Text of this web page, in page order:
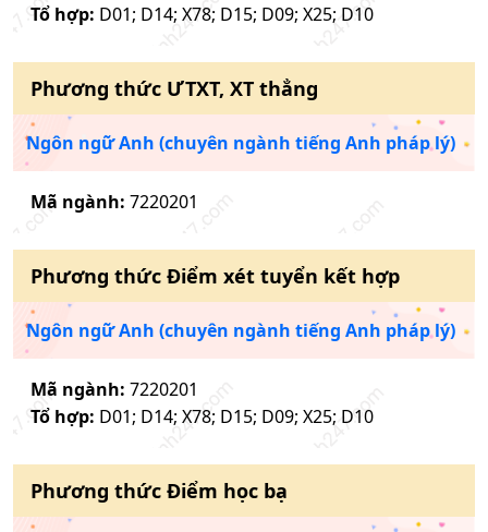
Tổ hợp: D01; D14; X78; D15; D09; X25; D10
Phương thức ƯTXT, XT thẳng
Ngôn ngữ Anh (chuyên ngành tiếng Anh pháp lý)
Mã ngành: 7220201
Phương thức Điểm xét tuyển kết hợp
Ngôn ngữ Anh (chuyên ngành tiếng Anh pháp lý)
Mã ngành: 7220201
Tổ hợp: D01; D14; X78; D15; D09; X25; D10
Phương thức Điểm học bạ